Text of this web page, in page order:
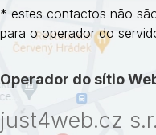
* estes contactos não
para o operador do
Operador do sítio
just4web.cz